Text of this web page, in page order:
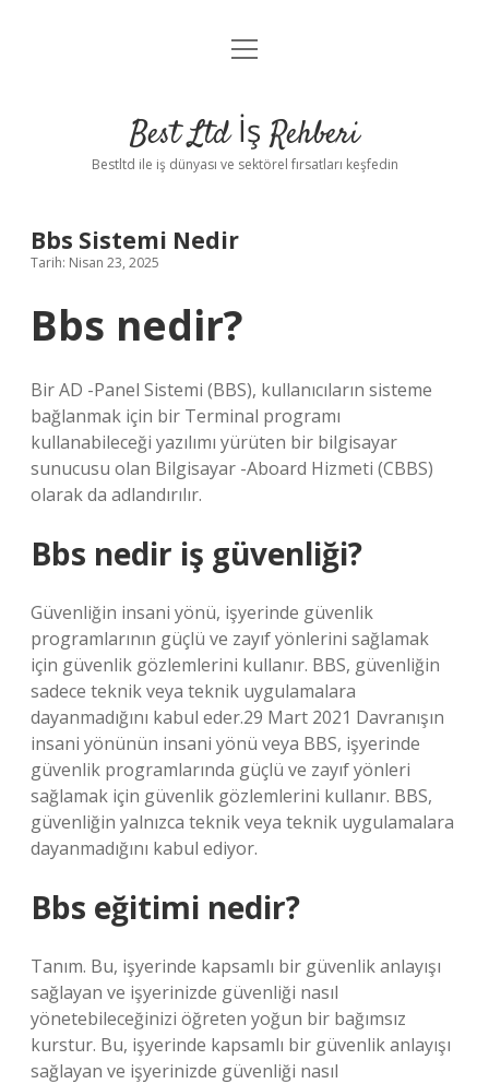
Anasayfa
Yasal Uyarı
menüyü
Best Ltd İş Rehberi
Bestltd ile iş dünyası ve sektörel fırsatları keşfedin
Bbs Sistemi Nedir
Tarih: Nisan 23, 2025
Bbs nedir?
Bir AD -Panel Sistemi (BBS), kullanıcıların sisteme
bağlanmak için bir Terminal programı
kullanabileceği yazılımı yürüten bir bilgisayar
sunucusu olan Bilgisayar -Aboard Hizmeti (CBBS)
olarak da adlandırılır.
Bbs nedir iş güvenliği?
Güvenliğin insani yönü, işyerinde güvenlik
programlarının güçlü ve zayıf yönlerini sağlamak
için güvenlik gözlemlerini kullanır. BBS, güvenliğin
sadece teknik veya teknik uygulamalara
dayanmadığını kabul eder.29 Mart 2021 Davranışın
insani yönünün insani yönü veya BBS, işyerinde
güvenlik programlarında güçlü ve zayıf yönleri
sağlamak için güvenlik gözlemlerini kullanır. BBS,
güvenliğin yalnızca teknik veya teknik uygulamalara
dayanmadığını kabul ediyor.
Bbs eğitimi nedir?
Tanım. Bu, işyerinde kapsamlı bir güvenlik anlayışı
sağlayan ve işyerinizde güvenliği nasıl
yönetebileceğinizi öğreten yoğun bir bağımsız
kurstur. Bu, işyerinde kapsamlı bir güvenlik anlayışı
sağlayan ve işyerinizde güvenliği nasıl